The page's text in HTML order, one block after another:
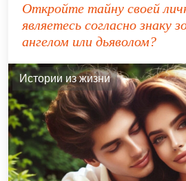
Откройте тайну своей
являетесь согласно знаку
ангелом или дьяволом?
Истории из жизни